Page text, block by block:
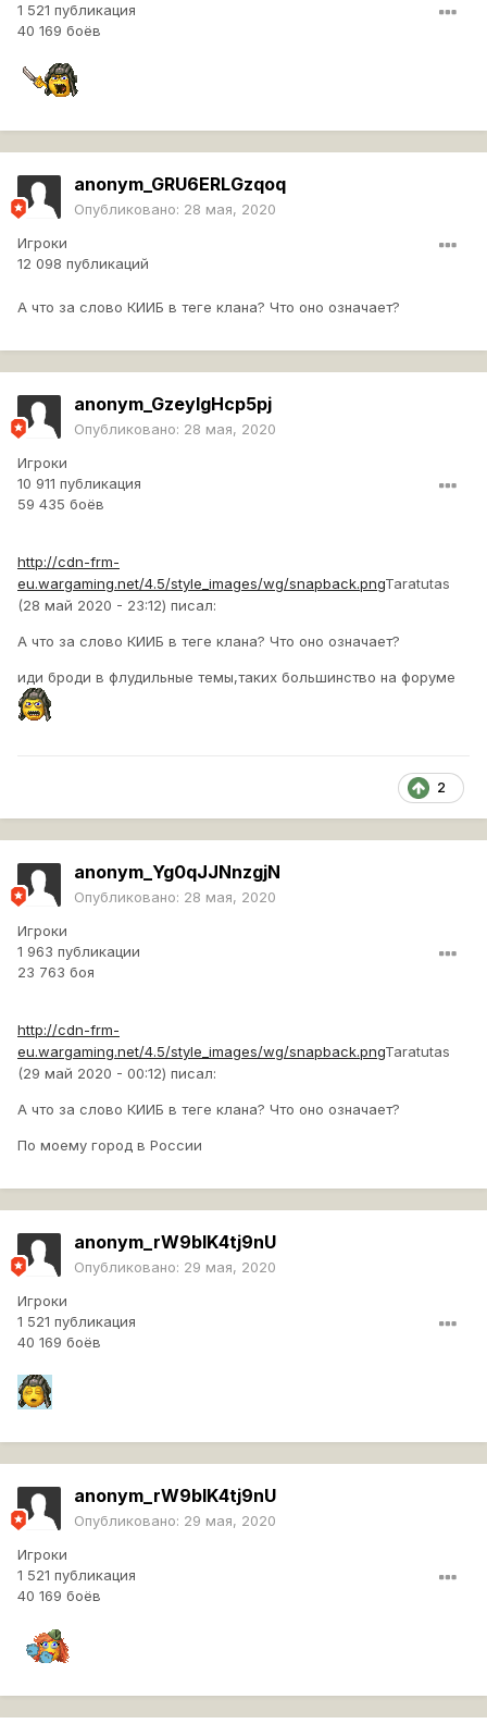
1 521 публикация
40 169 боёв
anonym_GRU6ERLGzqoq
Опубликовано: 28 мая, 2020
Игроки
12 098 публикаций
А что за слово КИИБ в теге клана? Что оно означает?
anonym_GzeylgHcp5pj
Опубликовано: 28 мая, 2020
Игроки
10 911 публикация
59 435 боёв
http://cdn-frm-
eu.wargaming.net/4.5/style_images/wg/snapback.pngTaratutas
(28 май 2020 - 23:12) писал:
А что за слово КИИБ в теге клана? Что оно означает?
иди броди в флудильные темы,таких большинство на форуме
2
anonym_Yg0qJJNnzgjN
Опубликовано: 28 мая, 2020
Игроки
1 963 публикации
23 763 боя
http://cdn-frm-
eu.wargaming.net/4.5/style_images/wg/snapback.pngTaratutas
(29 май 2020 - 00:12) писал:
А что за слово КИИБ в теге клана? Что оно означает?
По моему город в России
anonym_rW9bIK4tj9nU
Опубликовано: 29 мая, 2020
Игроки
1 521 публикация
40 169 боёв
anonym_rW9bIK4tj9nU
Опубликовано: 29 мая, 2020
Игроки
1 521 публикация
40 169 боёв